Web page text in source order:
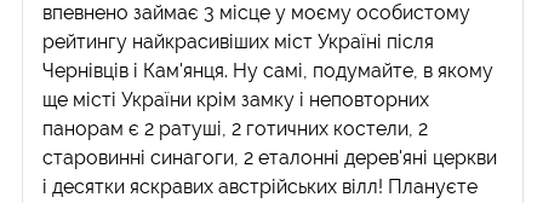
впевнено займає 3 місце у моєму особистому
рейтингу найкрасивіших міст Україні після
Чернівців і Кам'янця. Ну самі, подумайте, в якому
ще місті України крім замку і неповторних
панорам є 2 ратуші, 2 готичних костели, 2
старовинні синагоги, 2 еталонні дерев'яні церкви
і десятки яскравих австрійських вілл! Плануєте